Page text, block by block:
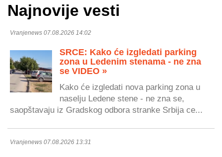
Najnovije vesti
Vranjenews 07.08.2026 14:02
SRCE: Kako će izgledati parking
zona u Ledenim stenama - ne zna
se VIDEO »
Kako će izgledati nova parking zona u
naselju Ledene stene - ne zna se,
saopštavaju iz Gradskog odbora stranke Srbija ce...
Vranjenews 07.08.2026 13:31